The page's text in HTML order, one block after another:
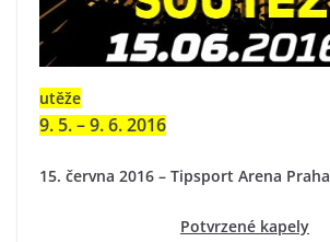
utěže
9. 5. – 9. 6. 2016
15. června 2016 – Tipsport Arena Praha
Potvrzené kapely